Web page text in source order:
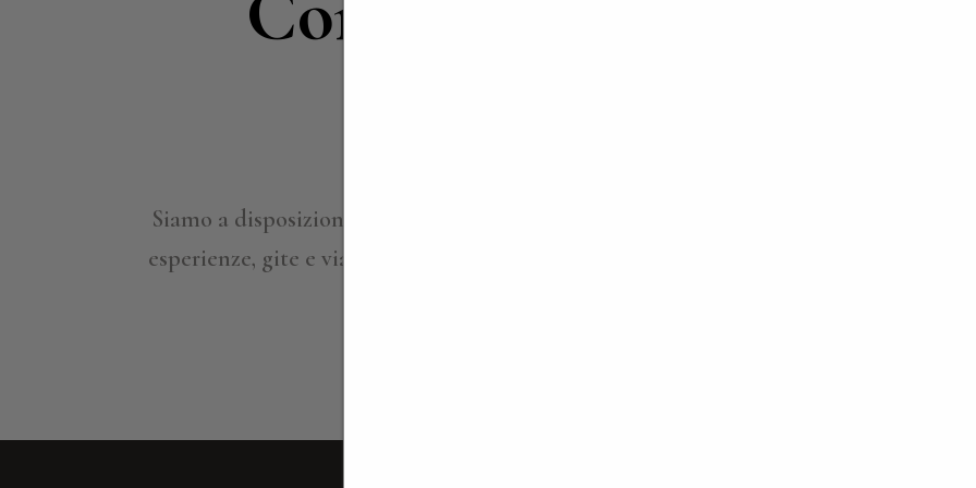
Siamo a disposizione per approfondire i dettagli di tutte le proposte presentate;
esperienze, gite e viaggi su misura, in base alle vostre esigenze e curiosità; troviamo